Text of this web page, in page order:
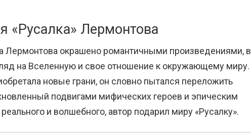
«Русалка» Лермонтова
Лермонтова окрашено романтичными произведениями, в
на Вселенную и свое отношение к окружающему миру.
новые грани, он словно пытался переложить
подвигами мифических героев и эпическим
и волшебного, автор подарил миру «Русалку».